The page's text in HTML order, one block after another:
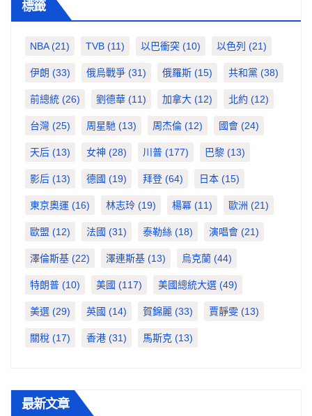
標籤
NBA(21) TVB (11) 以巴衝突 (10) 以色列 (21)
伊朗 (33) 俄烏戰爭 (31) 俄羅斯 (15) 共和黨 (38)
前總統 (26) 劉德華 (11) 加拿大 (12) 北約 (12)
台灣 (25) 周星馳 (13) 周杰倫 (12) 國會 (24)
天后 (13) 女神 (28) 川普 (177) 巴黎 (13)
影后 (13) 德國 (19) 拜登 (64) 日本 (15)
東京奧運 (16) 林志玲 (19) 楊冪 (11) 歐洲 (21)
歐盟 (12) 法國 (31) 泰勒絲 (18) 演唱會 (21)
澤倫斯基 (22) 澤連斯基 (13) 烏克蘭 (44)
特朗普 (10) 美國 (117) 美國總統大選 (49)
美選 (29) 英國 (14) 賀錦麗 (33) 賈靜雯 (13)
關稅 (17) 香港 (31) 馬斯克 (13)
最新文章